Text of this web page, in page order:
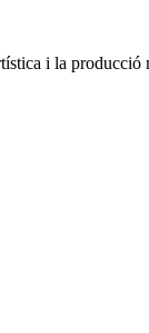
i la producció